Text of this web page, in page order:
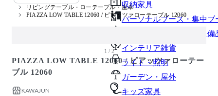
収納家具
パーソナルブース・集中ブ
オフィスアクセサリー・備
インテリア雑貨
ライト・照明
ガーデン・屋外
キッズ家具
リビングテーブル・ローテーブル・座卓
PIAZZA LOW TABLE 12060 / ピアッツァローテーブル 12060
1 / 2
PIAZZA LOW TABLE 12060 / ピアッツァローテー
ブル 12060
KAWAJUN